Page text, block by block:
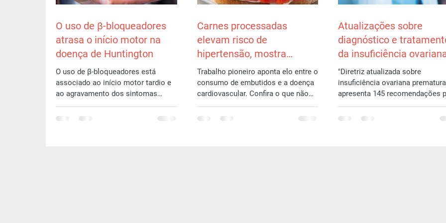
O uso de β-bloqueadores
atrasa o início motor na
doença de Huntington
O uso de β-bloqueadores está
associado ao início motor tardio e
ao agravamento dos sintomas
(DH), de...
Carnes processadas
elevam risco de
hipertensão, mostra
estudo brasileiro
Trabalho pioneiro aponta elo entre o
consumo de embutidos e a doença
cardiovascular. Confira o que não
Atualizações sobre
diagnóstico e
da insuficiência
prematura/primária
"Diretriz atualizada sobre
insuficiência ovariana prematura
apresenta 145 recomendações